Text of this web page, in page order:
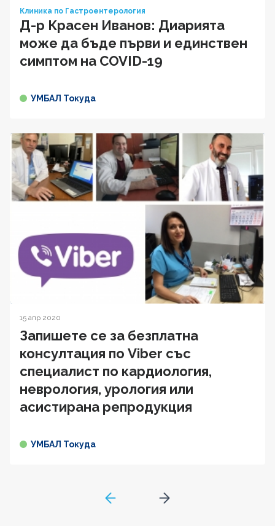
Клиника по Гастроентерология
Д-р Красен Иванов: Диарията
може да бъде първи и единствен
симптом на COVID-19
УМБАЛ Токуда
15 апр 2020
Запишете се за безплатна
консултация по Viber със
специалист по кардиология,
неврология, урология или
асистирана репродукция
УМБАЛ Токуда
GoToPreviousPage
Go to next page